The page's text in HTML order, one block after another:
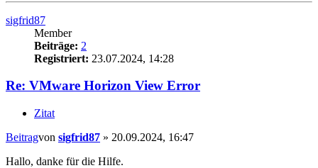
sigfrid87
Member
Beiträge: 2
Registriert: 23.07.2024, 14:28
Re: VMware Horizon View Error
Zitat
Beitragvon sigfrid87 » 20.09.2024, 16:47
Hallo, danke für die Hilfe.